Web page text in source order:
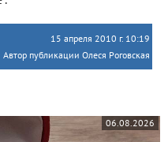
15 апреля 2010 г. 10:19
Автор публикации Олеся Роговская
06.08.2026